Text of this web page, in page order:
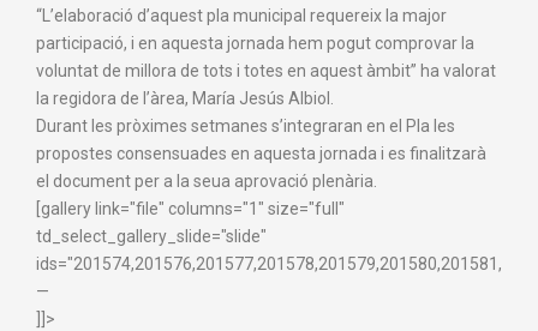
“L’elaboració d’aquest pla municipal requereix la major
participació, i en aquesta jornada hem pogut comprovar la
voluntat de millora de tots i totes en aquest àmbit” ha valorat
la regidora de l’àrea, María Jesús Albiol.
Durant les pròximes setmanes s’integraran en el Pla les
propostes consensuades en aquesta jornada i es finalitzarà
el document per a la seua aprovació plenària.
[gallery link="file" columns="1" size="full"
td_select_gallery_slide="slide"
—
]]>